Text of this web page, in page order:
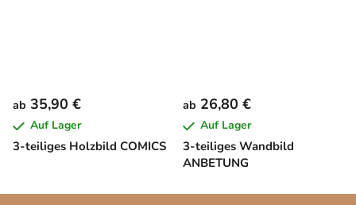
3-teiliges Holzbild COMICS
ab 35,90 €
Auf Lager
3-teiliges Wandbild
ANBETUNG
ab 26,80 €
Auf Lager